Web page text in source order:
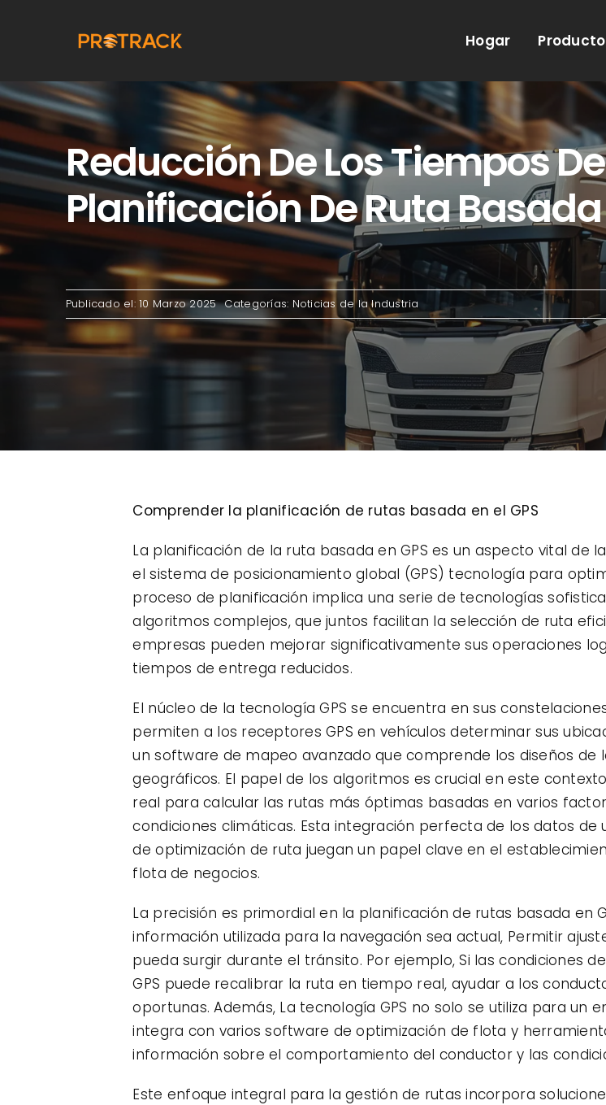
Hogar
Reducción De Los Tiempos
Planificación De Ruta Basada
Publicado el: 10 Marzo 2025 Categorías: Noticias de la Industria
Comprender la planificación de rutas basada en el GPS
La planificación de la ruta basada en GPS es un aspecto vital
el sistema de posicionamiento global (GPS) tecnología para
proceso de planificación implica una serie de tecnologías
algoritmos complejos, que juntos facilitan la selección de ruta
empresas pueden mejorar significativamente sus operaciones
tiempos de entrega reducidos.
El núcleo de la tecnología GPS se encuentra en sus
permiten a los receptores GPS en vehículos determinar sus
un software de mapeo avanzado que comprende los diseños de
geográficos. El papel de los algoritmos es crucial en este
real para calcular las rutas más óptimas basadas en varios
condiciones climáticas. Esta integración perfecta de los datos
de optimización de ruta juegan un papel clave en el
flota de negocios.
La precisión es primordial en la planificación de rutas basada en
información utilizada para la navegación sea actual, Permitir
pueda surgir durante el tránsito. Por ejemplo, Si las condiciones
GPS puede recalibrar la ruta en tiempo real, ayudar a los
oportunas. Además, La tecnología GPS no solo se utiliza para un
integra con varios software de optimización de flota y
información sobre el comportamiento del conductor y las
Este enfoque integral para la gestión de rutas incorpora